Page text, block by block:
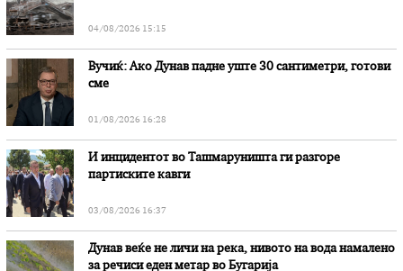
04/08/2026 15:15
Вучиќ: Ако Дунав падне уште 30 сантиметри, готови
сме
01/08/2026 16:28
И инцидентот во Ташмаруништa ги разгоре
партиските кавги
03/08/2026 16:37
Дунав веќе не личи на река, нивото на вода намалено
за речиси еден метар во Бугарија